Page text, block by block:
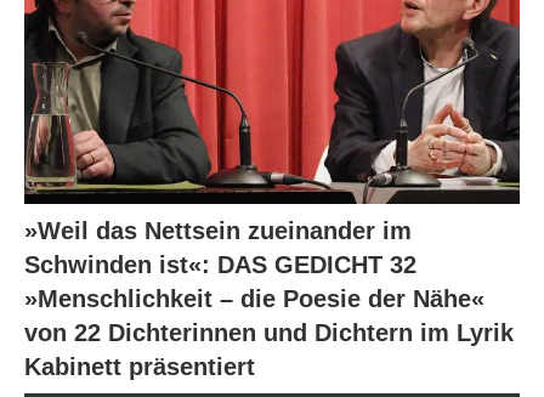
»Weil das Nettsein zueinander im
Schwinden ist«: DAS GEDICHT 32
»Menschlichkeit – die Poesie der Nähe«
von 22 Dichterinnen und Dichtern im Lyrik
Kabinett präsentiert